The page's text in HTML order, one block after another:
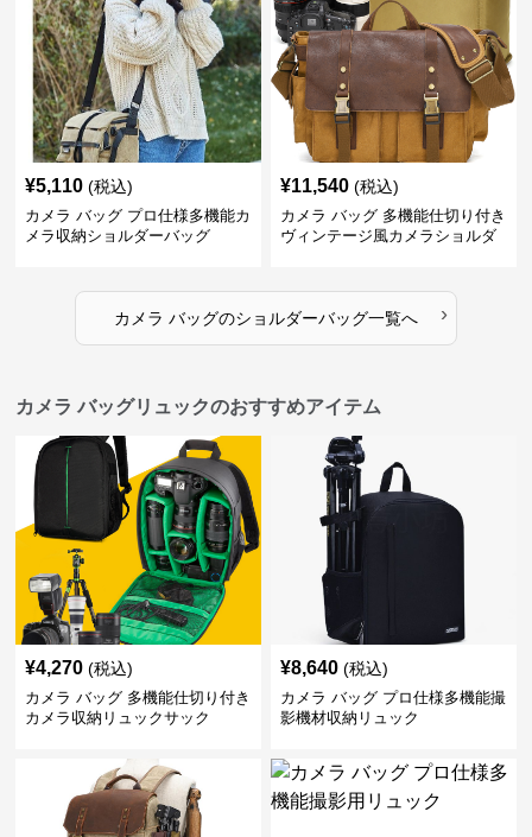
¥5,110 (税込)
カメラ バッグ プロ仕様多機能カ
メラ収納ショルダーバッグ
¥11,540 (税込)
カメラ バッグ 多機能仕切り付き
ヴィンテージ風カメラショルダ
カメラ バッグのショルダーバッグ一覧へ ›
カメラ バッグリュックのおすすめアイテム
¥4,270 (税込)
カメラ バッグ 多機能仕切り付き
カメラ収納リュックサック
¥8,640 (税込)
カメラ バッグ プロ仕様多機能撮
影機材収納リュック